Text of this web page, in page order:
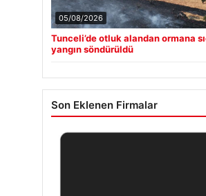
05/08/2026
Tunceli’de otluk alandan ormana
yangın söndürüldü
Son Eklenen Firmalar